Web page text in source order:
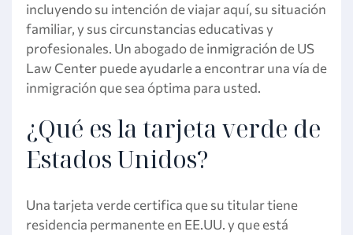
incluyendo su intención de viajar aquí, su situación
familiar, y sus circunstancias educativas y
profesionales. Un abogado de inmigración de US
Law Center puede ayudarle a encontrar una vía de
inmigración que sea óptima para usted.
¿Qué es la tarjeta verde de
Estados Unidos?
Una tarjeta verde certifica que su titular tiene
residencia permanente en EE.UU. y que está